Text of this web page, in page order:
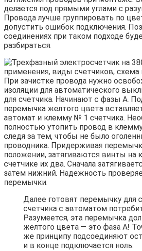
делается под прямыми углами с
Провода лучше группировать по
допустить ошибок подключения.
соединениях при таком подходе
разбираться.
При зачистке провода нужно
изоляции для автоматического
для счетчика. Начинают с фазы А.
перемычка желтого цвета
автомат и клемму № 1 счетчика.
полностью утопить провод в
следя за тем, чтобы не было
проводника. Придерживая
положении, затягиваются винты на
счетчике их два. Сначала
затем нижний. Надежность
перемычки.
Далее готовят перемычку для
счетчика с автоматом
Разумеется, эта перемычка
желтого цвета — это фаза А!
же принципу подсоединяют
и в конце подключается ноль.